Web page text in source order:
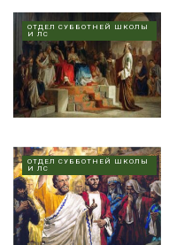
ОТДЕЛ СУББОТНЕЙ ШКОЛЫ
И ЛС
ОТДЕЛ СУББОТНЕЙ ШКОЛЫ
И ЛС